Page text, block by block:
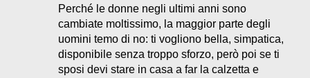
Perché le donne negli ultimi anni sono
cambiate moltissimo, la maggior parte degli
uomini temo di no: ti vogliono bella, simpatica,
disponibile senza troppo sforzo, però poi se ti
sposi devi stare in casa a far la calzetta e